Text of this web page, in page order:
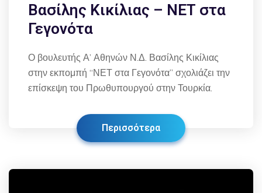
Βασίλης Κικίλιας – ΝΕΤ στα
Γεγονότα
Ο βουλευτής Α’ Αθηνών Ν.Δ. Βασίλης Κικίλιας
στην εκπομπή “ΝΕΤ στα Γεγονότα” σχολιάζει την
επίσκεψη του Πρωθυπουργού στην Τουρκία.
Περισσότερα